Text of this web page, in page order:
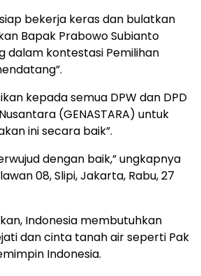
bekerja keras dan bulatkan
Bapak Prabowo Subianto
dalam kontestasi Pemilihan
kepada semua DPW dan DPD
(GENASTARA) untuk
ini secara baik”.
dengan baik,” ungkapnya
08, Slipi, Jakarta, Rabu, 27
Indonesia membutuhkan
dan cinta tanah air seperti Pak
Indonesia.